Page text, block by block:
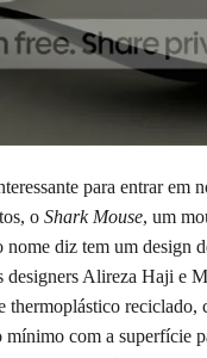
para entrar em
o Shark Mouse, um
diz tem um design
designers Alireza Haji e
thermoplástico reciclado,
mínimo com a superfície